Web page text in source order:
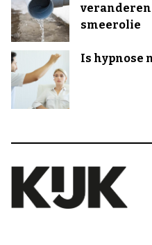
veranderen
smeerolie
Is hypnose